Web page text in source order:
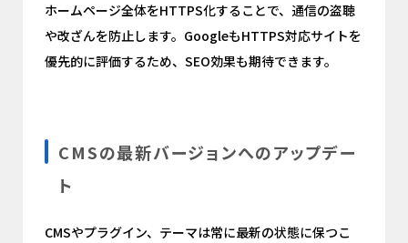
ホームページ全体をHTTPS化することで、通信の盗聴
や改ざんを防止します。GoogleもHTTPS対応サイトを
優先的に評価するため、SEO効果も期待できます。
CMSの最新バージョンへのアップデー
ト
CMSやプラグイン、テーマは常に最新の状態に保つこ